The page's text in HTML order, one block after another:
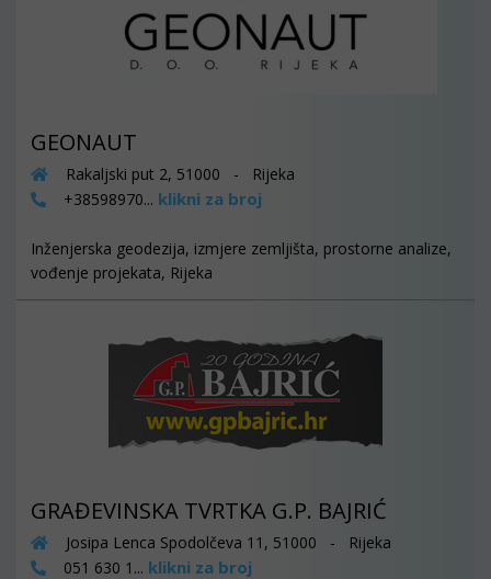
GEONAUT
Rakaljski put 2, 51000 - Rijeka
+38598970... klikni za broj
Inženjerska geodezija, izmjere zemljišta, prostorne analize,
vođenje projekata, Rijeka
GRAĐEVINSKA TVRTKA G.P. BAJRIĆ
Josipa Lenca Spodolčeva 11, 51000 - Rijeka
051 630 1... klikni za broj